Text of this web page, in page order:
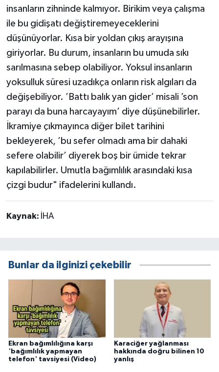
insanların zihninde kalmıyor. Birikim veya çalışma
ile bu gidişatı değiştiremeyeceklerini
düşünüyorlar. Kısa bir yoldan çıkış arayışına
giriyorlar. Bu durum, insanların bu umuda sıkı
sarılmasına sebep olabiliyor. Yoksul insanların
yoksulluk süresi uzadıkça onların risk algıları da
değişebiliyor. ’Battı balık yan gider’ misali ’son
parayı da buna harcayayım’ diye düşünebilirler.
İkramiye çıkmayınca diğer bilet tarihini
bekleyerek, ’bu sefer olmadı ama bir dahaki
sefere olabilir’ diyerek boş bir ümide tekrar
kapılabilirler. Umutla bağımlılık arasındaki kısa
çizgi budur" ifadelerini kullandı.
Kaynak: İHA
Bunlar da ilginizi çekebilir
Ekran bağımlılığına karşı
'bağımlılık yapmayan
telefon' tavsiyesi (Video)
Karaciğer yağlanması
hakkında doğru bilinen 10
yanlış